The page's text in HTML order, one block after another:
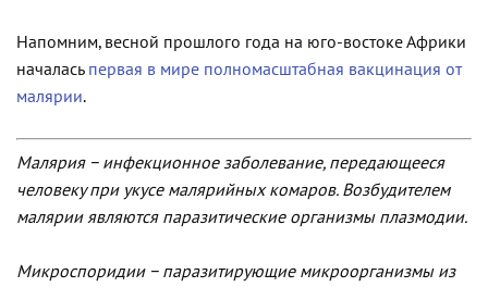
Напомним, весной прошлого года на юго-востоке Африки
началась первая в мире полномасштабная вакцинация от
малярии.
Малярия − инфекционное заболевание, передающееся
человеку при укусе малярийных комаров. Возбудителем
малярии являются паразитические организмы плазмодии.
Микроспоридии − паразитирующие микроорганизмы из